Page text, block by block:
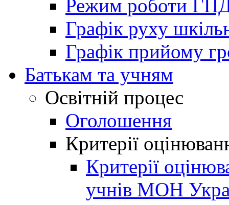
Режим роботи
Графік руху
Графік прийому
Батькам та учням
Освітній процес
Оголошення
Критерії
Критерії
учнів МОН